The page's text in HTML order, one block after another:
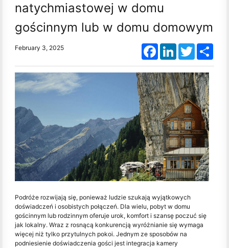
natychmiastowej w domu
gościnnym lub w domu domowym
February 3, 2025 FacebookLinkedInTwitter
Podróże rozwijają się, ponieważ ludzie szukają wyjątkowych
doświadczeń i osobistych połączeń. Dla wielu, pobyt w domu
gościnnym lub rodzinnym oferuje urok, komfort i szansę poczuć się
jak lokalny. Wraz z rosnącą konkurencją wyróżnianie się wymaga
więcej niż tylko przytulnych pokoi. Jednym ze sposobów na
podniesienie doświadczenia gości jest integracja kamery